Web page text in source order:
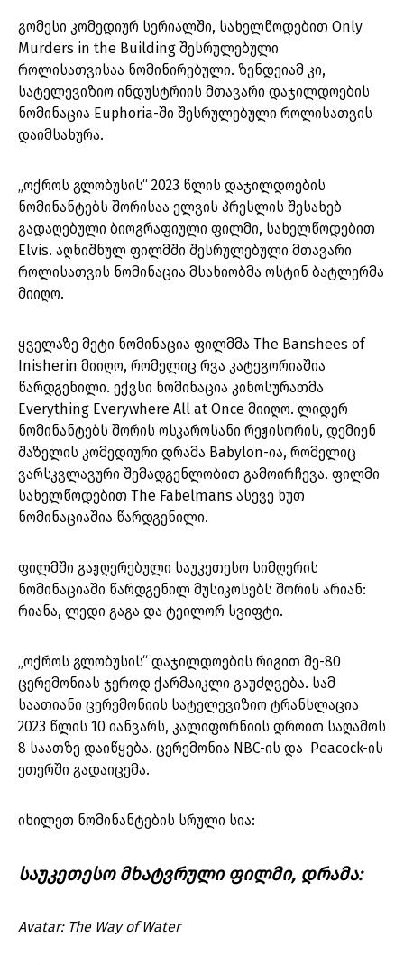
გომესი კომედიურ სერიალში, სახელწოდებით Only
Murders in the Building შესრულებული
როლისათვისაა ნომინირებული. ზენდეიამ კი,
სატელევიზიო ინდუსტრიის მთავარი დაჯილდოების
ნომინაცია Euphoria-ში შესრულებული როლისათვის
დაიმსახურა.
„ოქროს გლობუსის“ 2023 წლის დაჯილდოების
ნომინანტებს შორისაა ელვის პრესლის შესახებ
გადაღებული ბიოგრაფიული ფილმი, სახელწოდებით
Elvis. აღნიშნულ ფილმში შესრულებული მთავარი
როლისათვის ნომინაცია მსახიობმა ოსტინ ბატლერმა
მიიღო.
ყველაზე მეტი ნომინაცია ფილმმა The Banshees of
Inisherin მიიღო, რომელიც რვა კატეგორიაშია
წარდგენილი. ექვსი ნომინაცია კინოსურათმა
Everything Everywhere All at Once მიიღო. ლიდერ
ნომინანტებს შორის ოსკაროსანი რეჟისორის, დემიენ
შაზელის კომედიური დრამა Babylon-ია, რომელიც
ვარსკვლავური შემადგენლობით გამოირჩევა. ფილმი
სახელწოდებით The Fabelmans ასევე ხუთ
ნომინაციაშია წარდგენილი.
ფილმში გაჟღერებული საუკეთესო სიმღერის
ნომინაციაში წარდგენილ მუსიკოსებს შორის არიან:
რიანა, ლედი გაგა და ტეილორ სვიფტი.
„ოქროს გლობუსის“ დაჯილდოების რიგით მე-80
ცერემონიას ჯეროდ ქარმაიკლი გაუძღვება. სამ
საათიანი ცერემონიის სატელევიზიო ტრანსლაცია
2023 წლის 10 იანვარს, კალიფორნიის დროით საღამოს
8 საათზე დაიწყება. ცერემონია NBC-ის და Peacock-ის
ეთერში გადაიცემა.
იხილეთ ნომინანტების სრული სია:
საუკეთესო მხატვრული ფილმი, დრამა:
Avatar: The Way of Water